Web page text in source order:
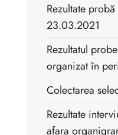
Rezultate
23.03.2021
Rezultatul
organizat în
Colectarea
Rezultate
afara